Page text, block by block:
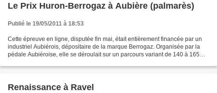
Le Prix Huron-Berrogaz à Aubière (palmarès)
Publié le 19/05/2011 à 18:53
Cette épreuve en ligne, disputée fin mai, était entièrement financée par un
industriel Aubiérois, dépositaire de la marque Berrogaz. Organisée par la
pédale Aubiéroise, elle se déroulait sur un parcours variant de 140 à 165
Renaissance à Ravel